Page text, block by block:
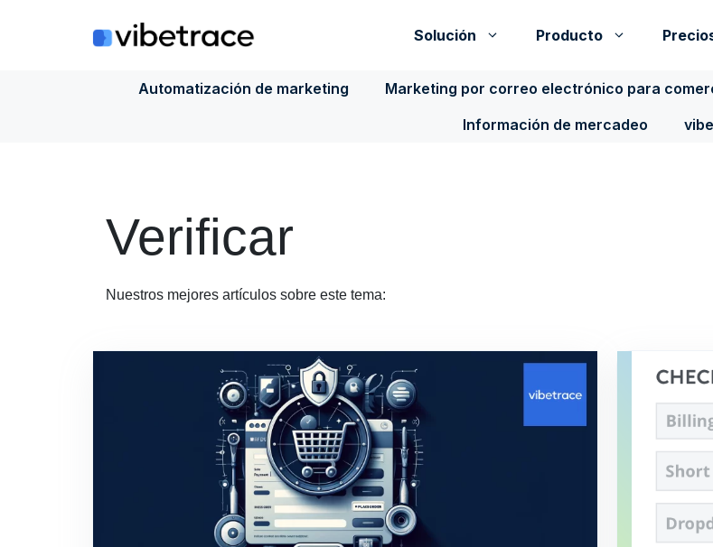
Solución Producto
Automatización de marketing Marketing por correo electrónico para
Información de mercadeo
Verificar
Nuestros mejores artículos sobre este tema: